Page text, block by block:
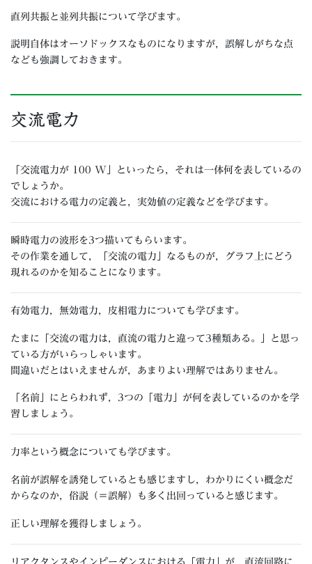
直列共振と並列共振について学びます。
説明自体はオーソドックスなものになりますが，誤解しがちな点
なども強調しておきます。
交流電力
「交流電力が 100 W」といったら，それは一体何を表しているの
でしょうか。
交流における電力の定義と，実効値の定義などを学びます。
瞬時電力の波形を3つ描いてもらいます。
その作業を通して，「交流の電力」なるものが，グラフ上にどう
現れるのかを知ることになります。
有効電力，無効電力，皮相電力についても学びます。
たまに「交流の電力は，直流の電力と違って3種類ある。」と思っ
ている方がいらっしゃいます。
間違いだとはいえませんが，あまりよい理解ではありません。
「名前」にとらわれず，3つの「電力」が何を表しているのかを学
習しましょう。
力率という概念についても学びます。
名前が誤解を誘発しているとも感じますし，わかりにくい概念だ
からなのか，俗説（＝誤解）も多く出回っていると感じます。
正しい理解を獲得しましょう。
リアクタンスやインピーダンスにおける「電力」が，直流回路に